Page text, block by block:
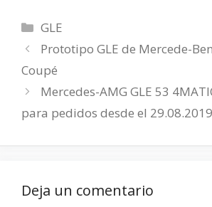
Categorías
GLE
Prototipo GLE de Mercede-
Coupé
Mercedes-AMG GLE 53
para pedidos desde el 29.08.2019
Deja un comentario